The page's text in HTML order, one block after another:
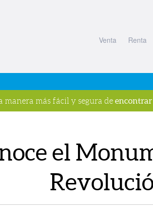
Venta Renta
manera más fácil y segura de encontrar
el